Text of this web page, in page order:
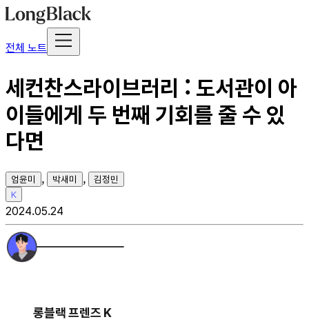
전체 노트
세컨찬스라이브러리 : 도서관이 아
이들에게 두 번째 기회를 줄 수 있
다면
엄윤미 , 박새미 ,
김정민
K
2024.05.24
롱블랙 프렌즈 K